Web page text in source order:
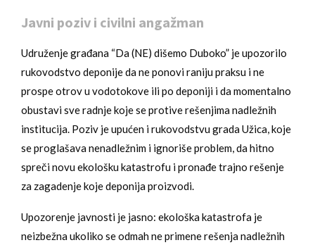
Javni poziv i civilni angažman
Udruženje građana “Da (NE) dišemo Duboko” je upozorilo
rukovodstvo deponije da ne ponovi raniju praksu i ne
prospe otrov u vodotokove ili po deponiji i da momentalno
obustavi sve radnje koje se protive rešenjima nadležnih
institucija. Poziv je upućen i rukovodstvu grada Užica, koje
se proglašava nenadležnim i ignoriše problem, da hitno
spreči novu ekološku katastrofu i pronađe trajno rešenje
za zagadenje koje deponija proizvodi.
Upozorenje javnosti je jasno: ekološka katastrofa je
neizbežna ukoliko se odmah ne primene rešenja nadležnih